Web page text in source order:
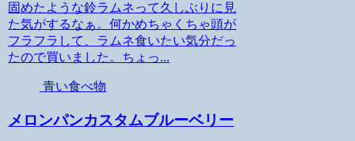
固めたような鈴ラムネって久しぶりに見
た気がするなぁ。何かめちゃくちゃ頭が
フラフラして、ラムネ食いたい気分だっ
たので買いました。ちょっ...
青い食べ物
メロンパンカスタムブルーベリー